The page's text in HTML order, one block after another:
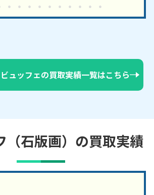
ュッフェの買取実績一覧はこちら
（石版画）の買取実績